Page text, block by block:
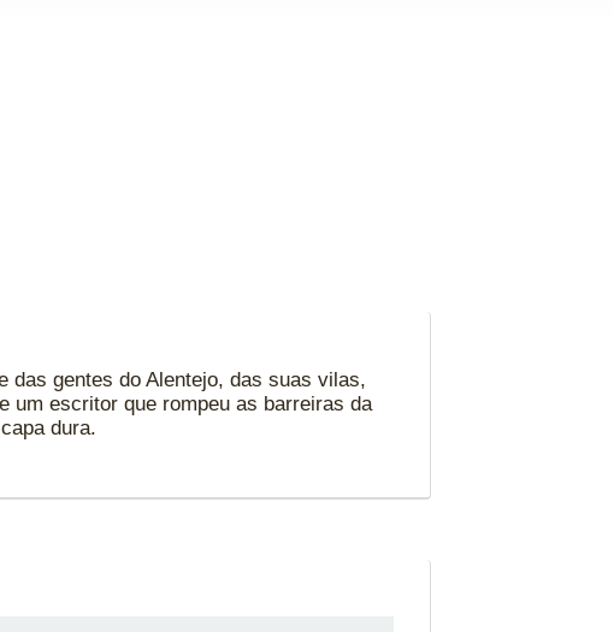
das gentes do Alentejo, das suas vilas,
um escritor que rompeu as barreiras da
dura.